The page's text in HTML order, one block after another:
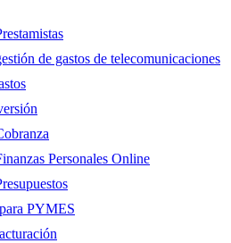
de gastos de telecomunicaciones
Personales Online
PYMES